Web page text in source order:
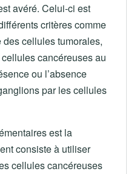
avéré. Celui-ci est
critères comme
des cellules tumorales,
cellules cancéreuses au
ou l’absence
par les cellules
est la
consiste à utiliser
cellules cancéreuses